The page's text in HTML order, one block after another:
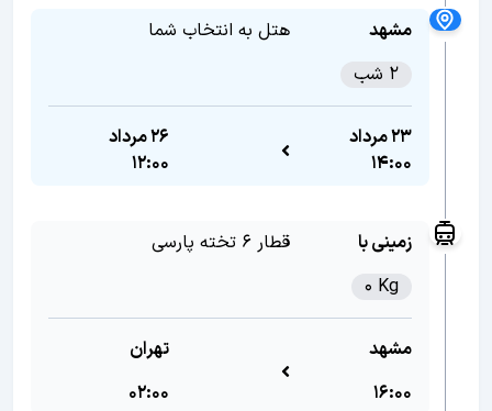
مشهد
هتل به انتخاب شما
2 شب
23 مرداد
14:00
26 مرداد
12:00
زمینی با
قطار 6 تخته پارسی
0 Kg
مشهد
16:00
تهران
02:00